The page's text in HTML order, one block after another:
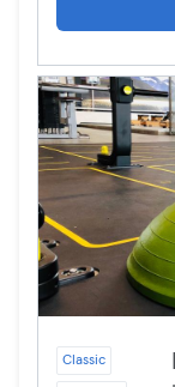
Classic